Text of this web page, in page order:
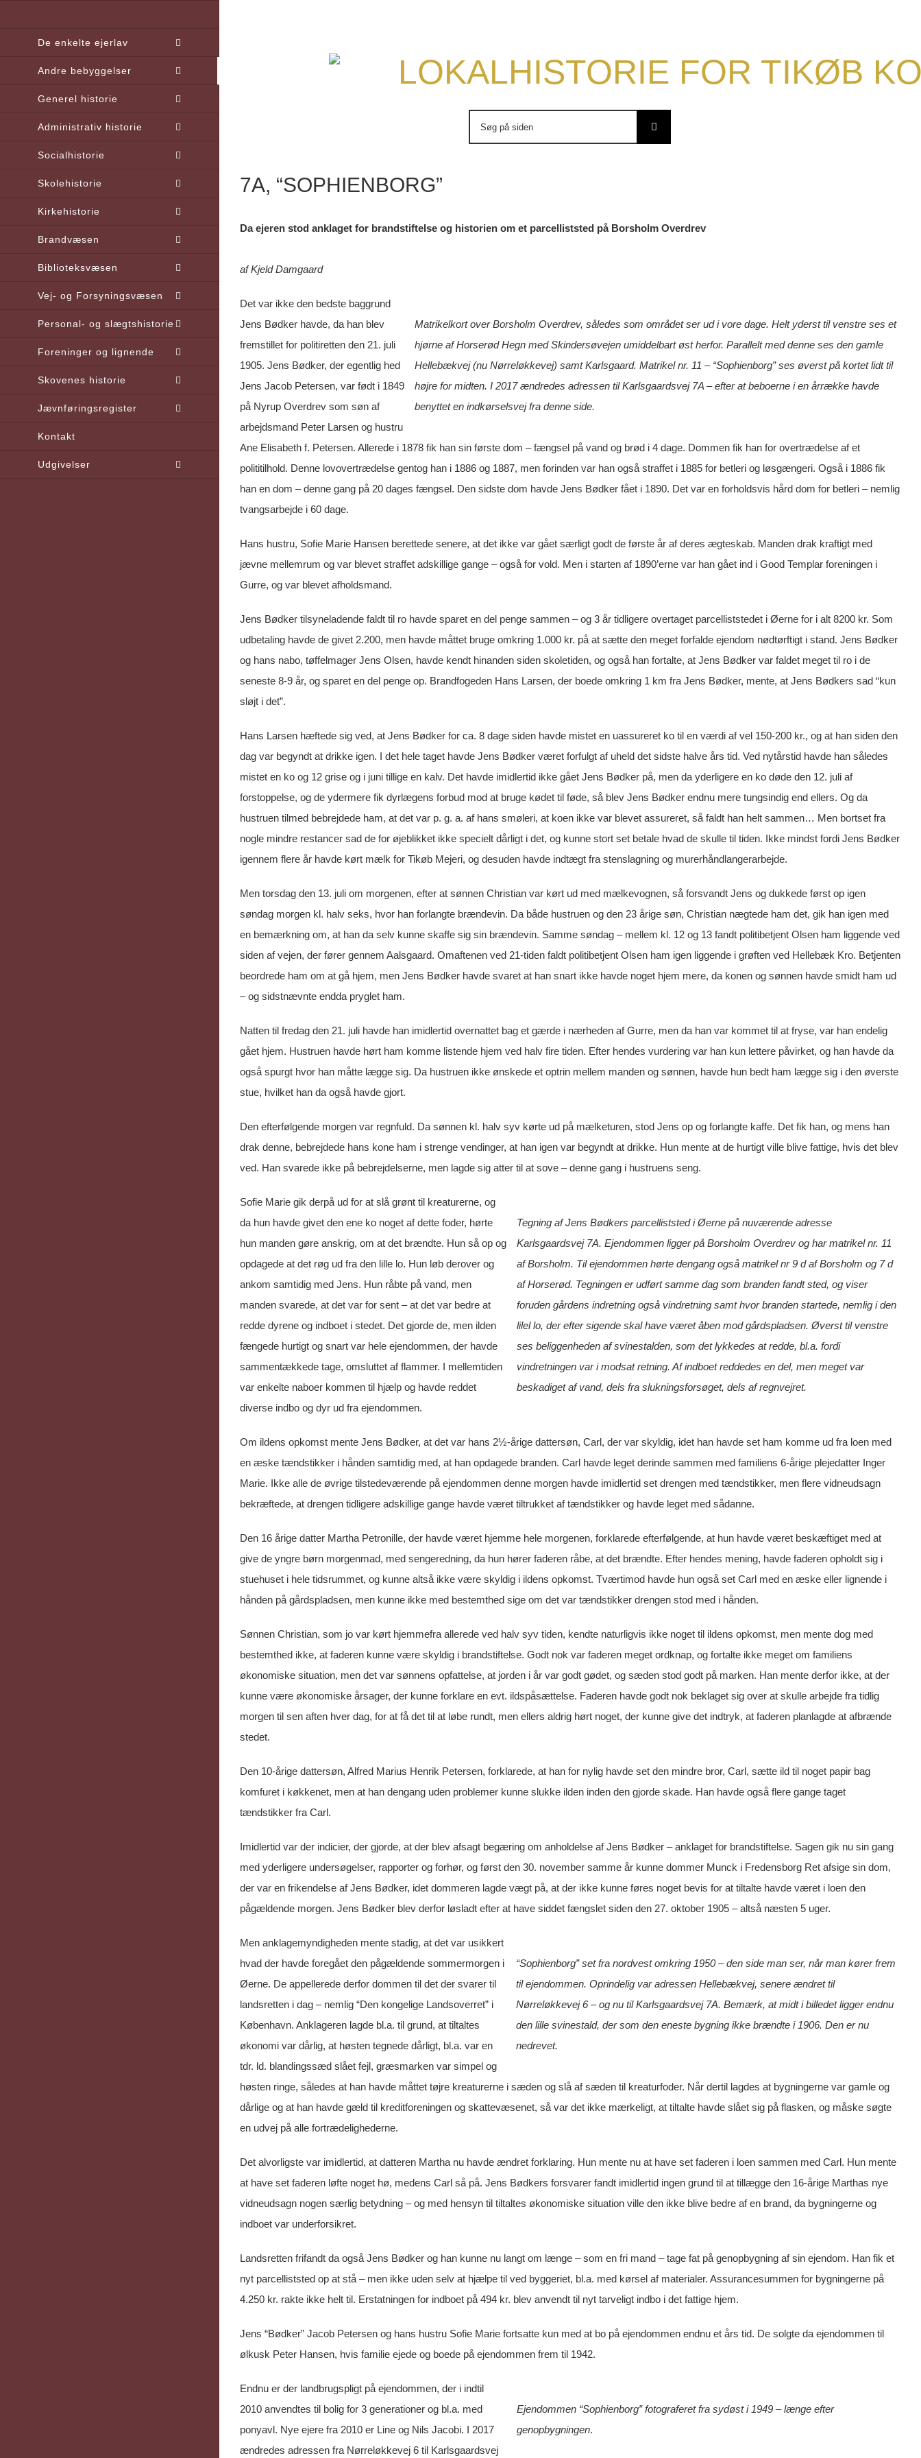
De enkelte ejerlav
Andre bebyggelser
Generel historie
Administrativ historie
Socialhistorie
Skolehistorie
Kirkehistorie
Brandvæsen
Biblioteksvæsen
Vej- og Forsyningsvæsen
Personal- og slægtshistorie
Foreninger og lignende
Skovenes historie
Jævnføringsregister
Kontakt
Udgivelser
LOKALHISTORIE FOR TIKØB
7A, “SOPHIENBORG”
Da ejeren stod anklaget for brandstiftelse og historien om et parcelliststed på Borsholm Overdrev
af Kjeld Damgaard
Matrikelkort over Borsholm Overdrev, således som området ser ud i vore dage. Helt yderst til venstre ses et
hjørne af Horserød Hegn med Skindersøvejen umiddelbart øst herfor. Parallelt med denne ses den gamle
Hellebækvej (nu Nørreløkkevej) samt Karlsgaard. Matrikel nr. 11 – “Sophienborg” ses øverst på kortet lidt til
højre for midten. I 2017 ændredes adressen til Karlsgaardsvej 7A – efter at beboerne i en årrække havde
benyttet en indkørselsvej fra denne side.
Det var ikke den bedste baggrund
Jens Bødker havde, da han blev
fremstillet for politiretten den 21. juli
1905. Jens Bødker, der egentlig hed
Jens Jacob Petersen, var født i 1849
på Nyrup Overdrev som søn af
arbejdsmand Peter Larsen og hustru
Ane Elisabeth f. Petersen. Allerede i 1878 fik han sin første dom – fængsel på vand og brød i 4 dage. Dommen fik han for overtrædelse af et
polititilhold. Denne lovovertrædelse gentog han i 1886 og 1887, men forinden var han også straffet i 1885 for betleri og løsgængeri. Også i 1886 fik
han en dom – denne gang på 20 dages fængsel. Den sidste dom havde Jens Bødker fået i 1890. Det var en forholdsvis hård dom for betleri – nemlig
tvangsarbejde i 60 dage.
Hans hustru, Sofie Marie Hansen berettede senere, at det ikke var gået særligt godt de første år af deres ægteskab. Manden drak kraftigt med
jævne mellemrum og var blevet straffet adskillige gange – også for vold. Men i starten af 1890’erne var han gået ind i Good Templar foreningen i
Gurre, og var blevet afholdsmand.
Jens Bødker tilsyneladende faldt til ro havde sparet en del penge sammen – og 3 år tidligere overtaget parcelliststedet i Øerne for i alt 8200 kr. Som
udbetaling havde de givet 2.200, men havde måttet bruge omkring 1.000 kr. på at sætte den meget forfalde ejendom nødtørftigt i stand. Jens Bødker
og hans nabo, tøffelmager Jens Olsen, havde kendt hinanden siden skoletiden, og også han fortalte, at Jens Bødker var faldet meget til ro i de
seneste 8-9 år, og sparet en del penge op. Brandfogeden Hans Larsen, der boede omkring 1 km fra Jens Bødker, mente, at Jens Bødkers sad “kun
sløjt i det”.
Hans Larsen hæftede sig ved, at Jens Bødker for ca. 8 dage siden havde mistet en uassureret ko til en værdi af vel 150-200 kr., og at han siden den
dag var begyndt at drikke igen. I det hele taget havde Jens Bødker været forfulgt af uheld det sidste halve års tid. Ved nytårstid havde han således
mistet en ko og 12 grise og i juni tillige en kalv. Det havde imidlertid ikke gået Jens Bødker på, men da yderligere en ko døde den 12. juli af
forstoppelse, og de ydermere fik dyrlægens forbud mod at bruge kødet til føde, så blev Jens Bødker endnu mere tungsindig end ellers. Og da
hustruen tilmed bebrejdede ham, at det var p. g. a. af hans smøleri, at koen ikke var blevet assureret, så faldt han helt sammen… Men bortset fra
nogle mindre restancer sad de for øjeblikket ikke specielt dårligt i det, og kunne stort set betale hvad de skulle til tiden. Ikke mindst fordi Jens Bødker
igennem flere år havde kørt mælk for Tikøb Mejeri, og desuden havde indtægt fra stenslagning og murerhåndlangerarbejde.
Men torsdag den 13. juli om morgenen, efter at sønnen Christian var kørt ud med mælkevognen, så forsvandt Jens og dukkede først op igen
søndag morgen kl. halv seks, hvor han forlangte brændevin. Da både hustruen og den 23 årige søn, Christian nægtede ham det, gik han igen med
en bemærkning om, at han da selv kunne skaffe sig sin brændevin. Samme søndag – mellem kl. 12 og 13 fandt politibetjent Olsen ham liggende ved
siden af vejen, der fører gennem Aalsgaard. Omaftenen ved 21-tiden faldt politibetjent Olsen ham igen liggende i grøften ved Hellebæk Kro. Betjenten
beordrede ham om at gå hjem, men Jens Bødker havde svaret at han snart ikke havde noget hjem mere, da konen og sønnen havde smidt ham ud
– og sidstnævnte endda pryglet ham.
Natten til fredag den 21. juli havde han imidlertid overnattet bag et gærde i nærheden af Gurre, men da han var kommet til at fryse, var han endelig
gået hjem. Hustruen havde hørt ham komme listende hjem ved halv fire tiden. Efter hendes vurdering var han kun lettere påvirket, og han havde da
også spurgt hvor han måtte lægge sig. Da hustruen ikke ønskede et optrin mellem manden og sønnen, havde hun bedt ham lægge sig i den øverste
stue, hvilket han da også havde gjort.
Den efterfølgende morgen var regnfuld. Da sønnen kl. halv syv kørte ud på mælketuren, stod Jens op og forlangte kaffe. Det fik han, og mens han
drak denne, bebrejdede hans kone ham i strenge vendinger, at han igen var begyndt at drikke. Hun mente at de hurtigt ville blive fattige, hvis det blev
ved. Han svarede ikke på bebrejdelserne, men lagde sig atter til at sove – denne gang i hustruens seng.
Tegning af Jens Bødkers parcelliststed i Øerne på nuværende adresse
Karlsgaardsvej 7A. Ejendommen ligger på Borsholm Overdrev og har matrikel nr. 11
af Borsholm. Til ejendommen hørte dengang også matrikel nr 9 d af Borsholm og 7 d
af Horserød. Tegningen er udført samme dag som branden fandt sted, og viser
foruden gårdens indretning også vindretning samt hvor branden startede, nemlig i den
lilel lo, der efter sigende skal have været åben mod gårdspladsen. Øverst til venstre
ses beliggenheden af svinestalden, som det lykkedes at redde, bl.a. fordi
vindretningen var i modsat retning. Af indboet reddedes en del, men meget var
beskadiget af vand, dels fra slukningsforsøget, dels af regnvejret.
Sofie Marie gik derpå ud for at slå grønt til kreaturerne, og
da hun havde givet den ene ko noget af dette foder, hørte
hun manden gøre anskrig, om at det brændte. Hun så op og
opdagede at det røg ud fra den lille lo. Hun løb derover og
ankom samtidig med Jens. Hun råbte på vand, men
manden svarede, at det var for sent – at det var bedre at
redde dyrene og indboet i stedet. Det gjorde de, men ilden
fængede hurtigt og snart var hele ejendommen, der havde
sammentækkede tage, omsluttet af flammer. I mellemtiden
var enkelte naboer kommen til hjælp og havde reddet
diverse indbo og dyr ud fra ejendommen.
Om ildens opkomst mente Jens Bødker, at det var hans 2½-årige dattersøn, Carl, der var skyldig, idet han havde set ham komme ud fra loen med
en æske tændstikker i hånden samtidig med, at han opdagede branden. Carl havde leget derinde sammen med familiens 6-årige plejedatter Inger
Marie. Ikke alle de øvrige tilstedeværende på ejendommen denne morgen havde imidlertid set drengen med tændstikker, men flere vidneudsagn
bekræftede, at drengen tidligere adskillige gange havde været tiltrukket af tændstikker og havde leget med sådanne.
Den 16 årige datter Martha Petronille, der havde været hjemme hele morgenen, forklarede efterfølgende, at hun havde været beskæftiget med at
give de yngre børn morgenmad, med sengeredning, da hun hører faderen råbe, at det brændte. Efter hendes mening, havde faderen opholdt sig i
stuehuset i hele tidsrummet, og kunne altså ikke være skyldig i ildens opkomst. Tværtimod havde hun også set Carl med en æske eller lignende i
hånden på gårdspladsen, men kunne ikke med bestemthed sige om det var tændstikker drengen stod med i hånden.
Sønnen Christian, som jo var kørt hjemmefra allerede ved halv syv tiden, kendte naturligvis ikke noget til ildens opkomst, men mente dog med
bestemthed ikke, at faderen kunne være skyldig i brandstiftelse. Godt nok var faderen meget ordknap, og fortalte ikke meget om familiens
økonomiske situation, men det var sønnens opfattelse, at jorden i år var godt gødet, og sæden stod godt på marken. Han mente derfor ikke, at der
kunne være økonomiske årsager, der kunne forklare en evt. ildspåsættelse. Faderen havde godt nok beklaget sig over at skulle arbejde fra tidlig
morgen til sen aften hver dag, for at få det til at løbe rundt, men ellers aldrig hørt noget, der kunne give det indtryk, at faderen planlagde at afbrænde
stedet.
Den 10-årige dattersøn, Alfred Marius Henrik Petersen, forklarede, at han for nylig havde set den mindre bror, Carl, sætte ild til noget papir bag
komfuret i køkkenet, men at han dengang uden problemer kunne slukke ilden inden den gjorde skade. Han havde også flere gange taget
tændstikker fra Carl.
Imidlertid var der indicier, der gjorde, at der blev afsagt begæring om anholdelse af Jens Bødker – anklaget for brandstiftelse. Sagen gik nu sin gang
med yderligere undersøgelser, rapporter og forhør, og først den 30. november samme år kunne dommer Munck i Fredensborg Ret afsige sin dom,
der var en frikendelse af Jens Bødker, idet dommeren lagde vægt på, at der ikke kunne føres noget bevis for at tiltalte havde været i loen den
pågældende morgen. Jens Bødker blev derfor løsladt efter at have siddet fængslet siden den 27. oktober 1905 – altså næsten 5 uger.
“Sophienborg” set fra nordvest omkring 1950 – den side man ser, når man kører frem
til ejendommen. Oprindelig var adressen Hellebækvej, senere ændret til
Nørreløkkevej 6 – og nu til Karlsgaardsvej 7A. Bemærk, at midt i billedet ligger endnu
den lille svinestald, der som den eneste bygning ikke brændte i 1906. Den er nu
nedrevet.
Men anklagemyndigheden mente stadig, at det var usikkert
hvad der havde foregået den pågældende sommermorgen i
Øerne. De appellerede derfor dommen til det der svarer til
landsretten i dag – nemlig “Den kongelige Landsoverret” i
København. Anklageren lagde bl.a. til grund, at tiltaltes
økonomi var dårlig, at høsten tegnede dårligt, bl.a. var en
tdr. ld. blandingssæd slået fejl, græsmarken var simpel og
høsten ringe, således at han havde måttet tøjre kreaturerne i sæden og slå af sæden til kreaturfoder. Når dertil lagdes at bygningerne var gamle og
dårlige og at han havde gæld til kreditforeningen og skattevæsenet, så var det ikke mærkeligt, at tiltalte havde slået sig på flasken, og måske søgte
en udvej på alle fortrædelighederne.
Det alvorligste var imidlertid, at datteren Martha nu havde ændret forklaring. Hun mente nu at have set faderen i loen sammen med Carl. Hun mente
at have set faderen løfte noget hø, medens Carl så på. Jens Bødkers forsvarer fandt imidlertid ingen grund til at tillægge den 16-årige Marthas nye
vidneudsagn nogen særlig betydning – og med hensyn til tiltaltes økonomiske situation ville den ikke blive bedre af en brand, da bygningerne og
indboet var underforsikret.
Landsretten frifandt da også Jens Bødker og han kunne nu langt om længe – som en fri mand – tage fat på genopbygning af sin ejendom. Han fik et
nyt parcelliststed op at stå – men ikke uden selv at hjælpe til ved byggeriet, bl.a. med kørsel af materialer. Assurancesummen for bygningerne på
4.250 kr. rakte ikke helt til. Erstatningen for indboet på 494 kr. blev anvendt til nyt tarveligt indbo i det fattige hjem.
Jens “Bødker” Jacob Petersen og hans hustru Sofie Marie fortsatte kun med at bo på ejendommen endnu et års tid. De solgte da ejendommen til
ølkusk Peter Hansen, hvis familie ejede og boede på ejendommen frem til 1942.
Ejendommen “Sophienborg” fotograferet fra sydøst i 1949 – længe efter
genopbygningen.
Endnu er der landbrugspligt på ejendommen, der i indtil
2010 anvendtes til bolig for 3 generationer og bl.a. med
ponyavl. Nye ejere fra 2010 er Line og Nils Jacobi. I 2017
ændredes adressen fra Nørreløkkevej 6 til Karlsgaardsvej